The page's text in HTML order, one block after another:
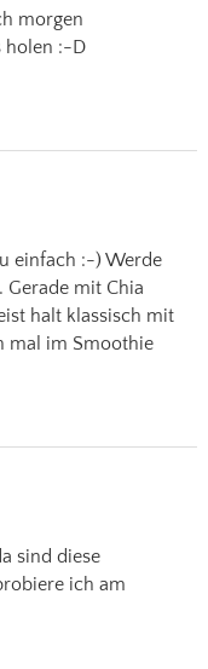
morgen
holen :-D
einfach :-) Werde
Gerade mit Chia
halt klassisch mit
mal im Smoothie
sind diese
ich am